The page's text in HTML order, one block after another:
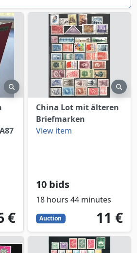
preview
€
China Lot mit älteren
Briefmarken
View item
10 bids
18 hours 44 minutes
Auction 11
EUR
11 €